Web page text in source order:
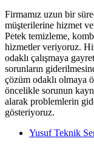
Firmamız uzun bir
müşterilerine hizmet
Petek temizleme,
hizmetler veriyoruz.
odaklı çalışmaya
sorunların
çözüm odaklı olmaya
öncelikle sorunun
alarak problemlerin
gösteriyoruz.
Yusuf Teknik